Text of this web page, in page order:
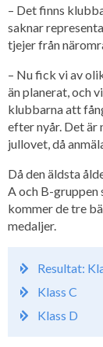
– Det finns
saknar
tjejer från
– Nu fick vi av
än planerat, och
klubbarna att
efter nyår. Det är
jullovet, då
Då den äldsta
A och B-gruppen
kommer de tre
medaljer.
Resultat:
Klass C
Klass D